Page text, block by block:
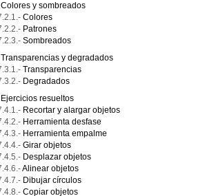
Colores y sombreados
Colores
Patrones
Sombreados
Transparencias y degradados
Transparencias
Degradados
Ejercicios resueltos
Recortar y alargar objetos
Herramienta desfase
Herramienta empalme
Girar objetos
Desplazar objetos
Alinear objetos
Dibujar círculos
Copiar objetos